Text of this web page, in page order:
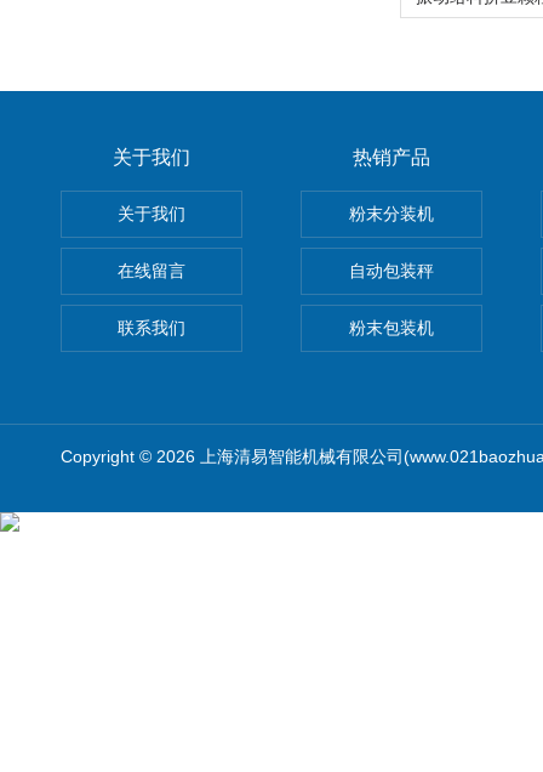
关于我们
关于我们
在线留言
联系我们
热销产品
粉末分装机
自动包装秤
粉末包装机
Copyright © 2026 上海清易智能机械有限公司